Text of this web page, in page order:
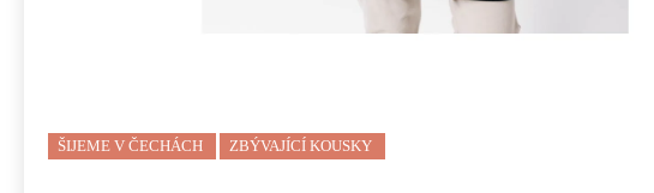
ŠIJEME V ČECHÁCH ZBÝVAJÍCÍ KOUSKY